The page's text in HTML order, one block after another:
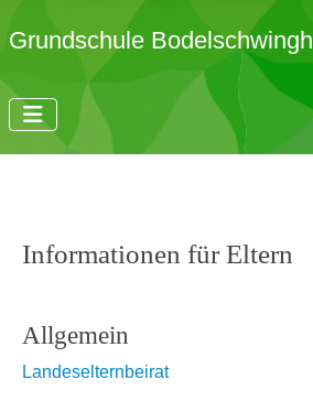
Grundschule Bodelschwingh
Informationen für Eltern
Allgemein
Landeselternbeirat